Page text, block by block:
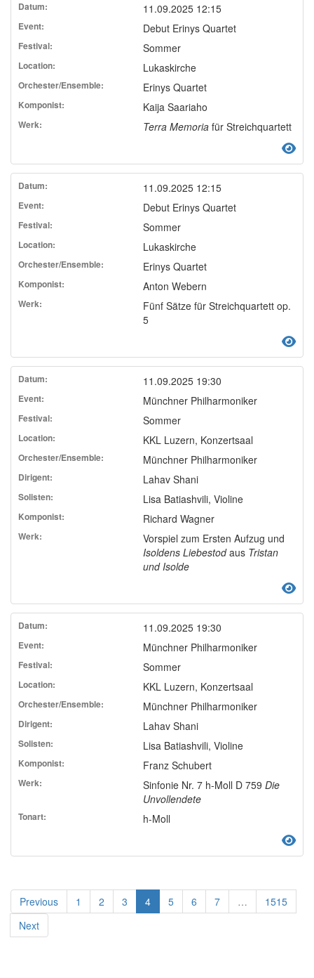
11.09.2025 12:15
Debut Erinys Quartet
Sommer
Lukaskirche
Erinys Quartet
Kaija Saariaho
Terra Memoriafür Streichquartett
11.09.2025 12:15
Debut Erinys Quartet
Sommer
Lukaskirche
Erinys Quartet
Anton Webern
Fünf Sätze für Streichquartett op.
5
11.09.2025 19:30
Münchner Philharmoniker
Sommer
KKL Luzern, Konzertsaal
Münchner Philharmoniker
Lahav Shani
Lisa Batiashvili, Violine
Richard Wagner
Vorspiel zum Ersten Aufzug und
Isoldens Liebestodaus Tristan
und Isolde
11.09.2025 19:30
Münchner Philharmoniker
Sommer
KKL Luzern, Konzertsaal
Münchner Philharmoniker
Lahav Shani
Lisa Batiashvili, Violine
Franz Schubert
Sinfonie Nr. 7 h-Moll D 759Die
Unvollendete
h-Moll
Previous 1 2 3 4(current)
5 6 7 …
1515
Next